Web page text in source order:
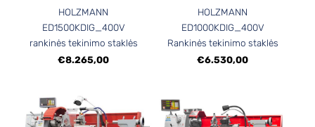
HOLZMANN
ED1500KDIG_400V
rankinės tekinimo staklės
€8.265,00
HOLZMANN
ED1000KDIG_400V
Rankinės tekinimo staklės
€6.530,00